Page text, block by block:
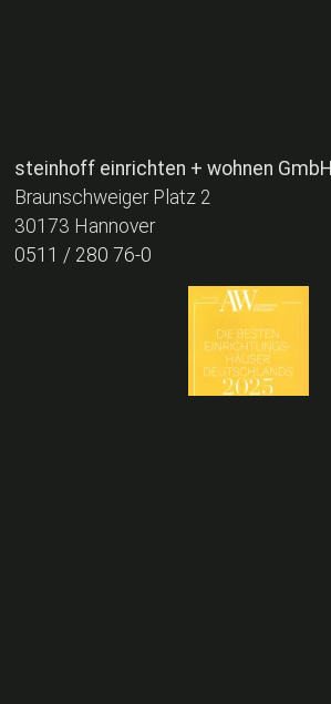
steinhoff einrichten + wohnen GmbH
Braunschweiger Platz 2
30173 Hannover
0511 / 280 76-0